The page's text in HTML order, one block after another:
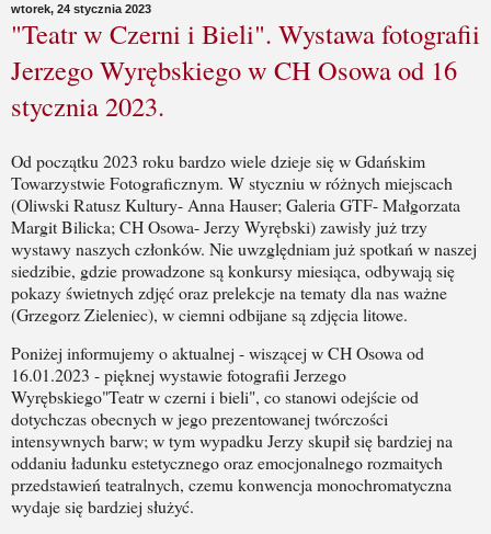
wtorek, 24 stycznia 2023
"Teatr w Czerni i Bieli". Wystawa fotografii
Jerzego Wyrębskiego w CH Osowa od 16
stycznia 2023.
Od początku 2023 roku bardzo wiele dzieje się w Gdańskim
Towarzystwie Fotograficznym. W styczniu w różnych miejscach
(Oliwski Ratusz Kultury- Anna Hauser; Galeria GTF- Małgorzata
Margit Bilicka; CH Osowa- Jerzy Wyrębski) zawisły już trzy
wystawy naszych członków. Nie uwzględniam już spotkań w naszej
siedzibie, gdzie prowadzone są konkursy miesiąca, odbywają się
pokazy świetnych zdjęć oraz prelekcje na tematy dla nas ważne
(Grzegorz Zieleniec), w ciemni odbijane są zdjęcia litowe.
Poniżej informujemy o aktualnej - wiszącej w CH Osowa od
16.01.2023 - pięknej wystawie fotografii Jerzego
Wyrębskiego"Teatr w czerni i bieli", co stanowi odejście od
dotychczas obecnych w jego prezentowanej twórczości
intensywnych barw; w tym wypadku Jerzy skupił się bardziej na
oddaniu ładunku estetycznego oraz emocjonalnego rozmaitych
przedstawień teatralnych, czemu konwencja monochromatyczna
wydaje się bardziej służyć.